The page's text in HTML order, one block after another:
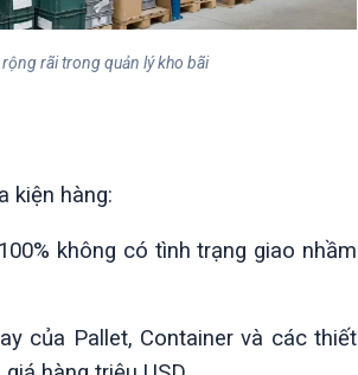
rãi trong quản lý kho bãi
kiện hàng:
không có tình trạng giao nhầm
của Pallet, Container và các thiết